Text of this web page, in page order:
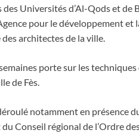
Universités d’Al-Qods et de
pour le développement
architectes de la ville.
porte sur les
de Fès.
déroulé notamment en présence
Conseil régional de l’Ordre